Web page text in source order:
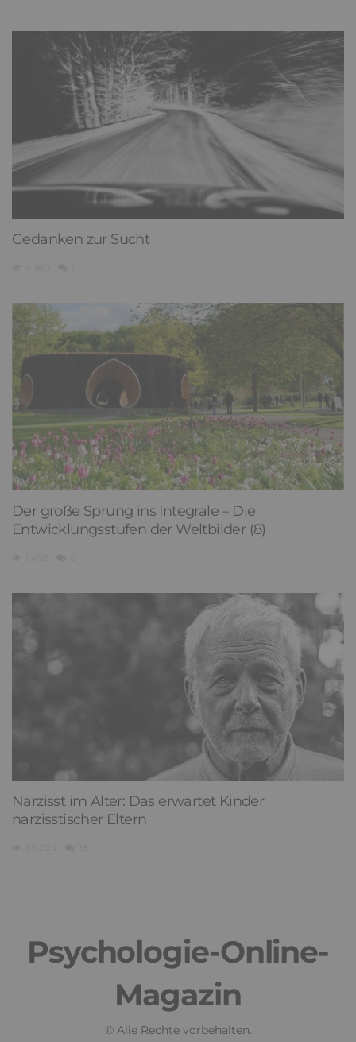
Gedanken zur Sucht
Der große Sprung ins Integrale – Die
Entwicklungsstufen der Weltbilder (8)
Narzisst im Alter: Das erwartet Kinder
narzisstischer Eltern
Psychologie-Online-
Magazin
© Alle Rechte vorbehalten.